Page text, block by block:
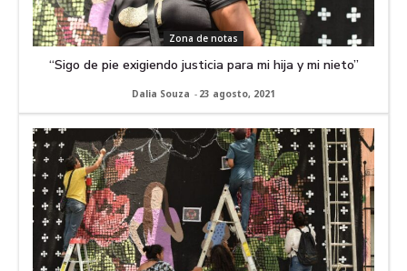
Zona de notas
“Sigo de pie exigiendo justicia para mi hija y mi nieto”
Dalia Souza - 23 agosto, 2021